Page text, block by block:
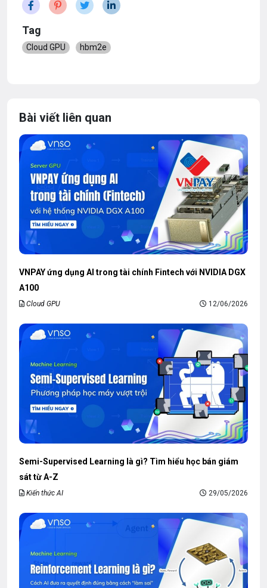
Tag
Cloud GPU hbm2e
Bài viết liên quan
VNPAY ứng dụng AI trong tài chính Fintech với NVIDIA DGX
A100
Cloud GPU 12/06/2026
Semi-Supervised Learning là gì? Tìm hiểu học bán giám
sát từ A-Z
Kiến thức AI 29/05/2026